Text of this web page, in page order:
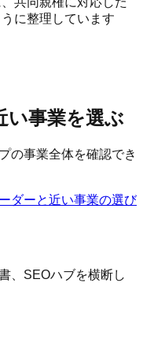
に整理しています
い事業を選ぶ
の事業全体を確認でき
ダーと近い事業の選び
、SEOハブを横断し